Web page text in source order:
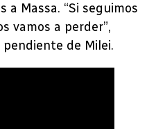
a Massa. “Si seguimos
vamos a perder”,
de Milei.